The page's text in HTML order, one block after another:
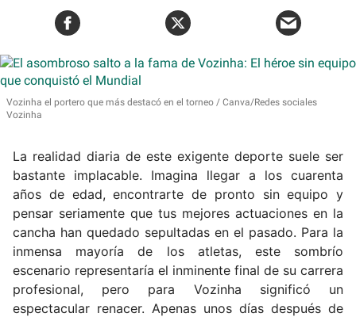
Vozinha el portero que más destacó en el torneo
Canva/Redes sociales
Vozinha
La realidad diaria de este exigente deporte suele ser
bastante implacable. Imagina llegar a los cuarenta
años de edad, encontrarte de pronto sin equipo y
pensar seriamente que tus mejores actuaciones en la
cancha han quedado sepultadas en el pasado. Para la
inmensa mayoría de los atletas, este sombrío
escenario representaría el inminente final de su carrera
profesional, pero para Vozinha significó un
espectacular renacer. Apenas unos días después de